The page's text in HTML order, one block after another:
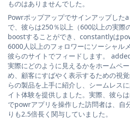
ものはありませんでした。
Powrポップアップでサインアップし
で、彼らは250％以上（600以上の実際
boostすることができ、constantlyは
6000人以上のフォロワーにソーシャル
彼らのサイトでフィードします。
実際にどのように見えるかをホームペ
め、顧客にすばやく表示するための視
らの製品を上手に紹介し、シームレス
イト体験を提供しました。実際、彼ら
でpowrアプリを操作した訪問者は、自
りも2.5倍長く関与していました。